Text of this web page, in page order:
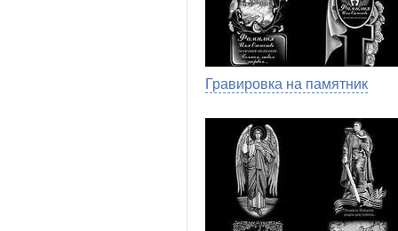
Гравировка на памятник